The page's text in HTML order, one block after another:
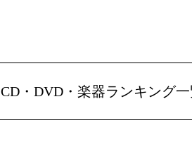
CD・DVD・楽器ランキング